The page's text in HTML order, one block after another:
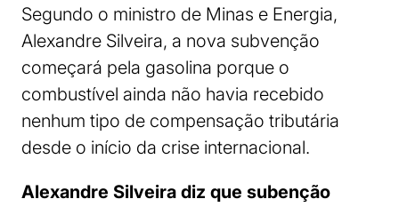
Segundo o ministro de Minas e Energia,
Alexandre Silveira, a nova subvenção
começará pela gasolina porque o
combustível ainda não havia recebido
nenhum tipo de compensação tributária
desde o início da crise internacional.
Alexandre Silveira diz que subenção